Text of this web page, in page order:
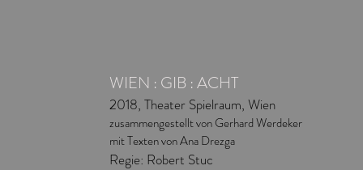
WIEN : GIB : ACHT
2018, Theater Spielraum, Wien
zusammengestellt von Gerhard Werdeker
mit Texten von Ana Drezga
Regie: Robert Stuc